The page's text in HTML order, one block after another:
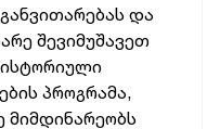
განვითარებას და
შევიმუშავეთ
ისტორიული
პროგრამა,
მიმდინარეობს